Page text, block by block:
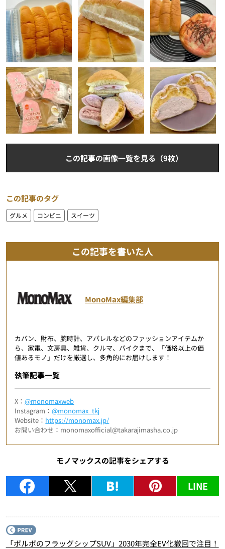
この記事の画像一覧を見る（9枚）
この記事のタグ
グルメ コンビニ スイーツ
この記事を書いた人
MonoMax編集部
カバン、財布、腕時計、アパレルなどのファッションアイテムか
ら、家電、文房具、雑貨、クルマ、バイクまで、「価格以上の価
値あるモノ」だけを厳選し、多角的にお届けします！
執筆記事一覧
X：@monomaxweb
Instagram：@monomax_tkj
Website： https://monomax.jp/
お問い合わせ：monomaxofficial@takarajimasha.co.jp
モノマックスの記事をシェアする
LINE
「ボルボのフラッグシップSUV」2030年完全EV化撤回で注目！